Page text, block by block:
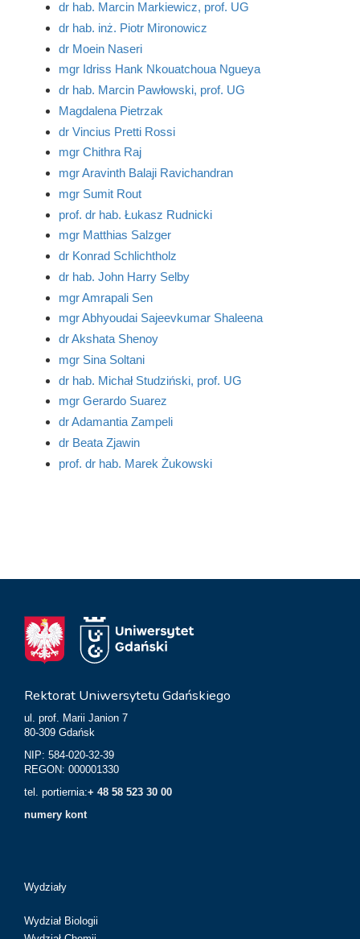
dr hab. Marcin Markiewicz, prof. UG
dr hab. inż. Piotr Mironowicz
dr Moein Naseri
mgr Idriss Hank Nkouatchoua Ngueya
dr hab. Marcin Pawłowski, prof. UG
Magdalena Pietrzak
dr Vincius Pretti Rossi
mgr Chithra Raj
mgr Aravinth Balaji Ravichandran
mgr Sumit Rout
prof. dr hab. Łukasz Rudnicki
mgr Matthias Salzger
dr Konrad Schlichtholz
dr hab. John Harry Selby
mgr Amrapali Sen
mgr Abhyoudai Sajeevkumar Shaleena
dr Akshata Shenoy
mgr Sina Soltani
dr hab. Michał Studziński, prof. UG
mgr Gerardo Suarez
dr Adamantia Zampeli
dr Beata Zjawin
prof. dr hab. Marek Żukowski
Rektorat Uniwersytetu Gdańskiego
ul. prof. Marii Janion 7
80-309 Gdańsk
NIP: 584-020-32-39
REGON: 000001330
tel. portiernia:+ 48 58 523 30 00
numery kont
Wydziały
Wydział Biologii